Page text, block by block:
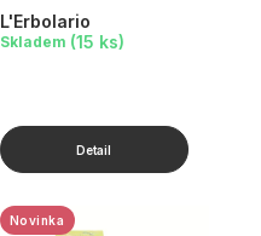
200 ml
L'Erbolario
Skladem (15 ks)
Novinka